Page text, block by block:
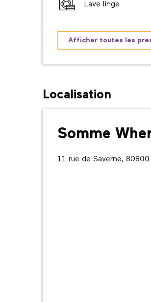
Lave linge
Afficher toutes les
Localisation
Somme
11 rue de Saverne,